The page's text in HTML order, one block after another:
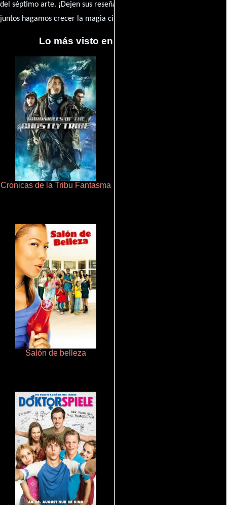
del séptimo arte. ¡Dejen sus reseña en la
juntos hagamos crecer la magia cinematográfica!
Lo más visto en Cineyseries.net
Cronicas de la Tribu Fantasma
Salón de belleza